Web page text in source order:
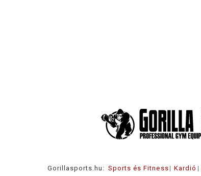
Gorillasports.hu: Sports és Fitness Kardió